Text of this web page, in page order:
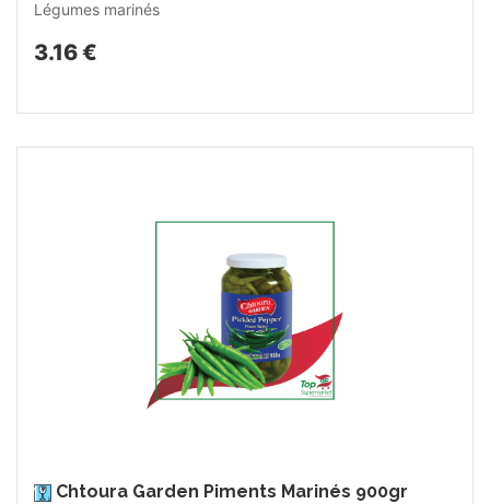
Légumes marinés
3.16 €
Chtoura Garden Piments Marinés 900gr